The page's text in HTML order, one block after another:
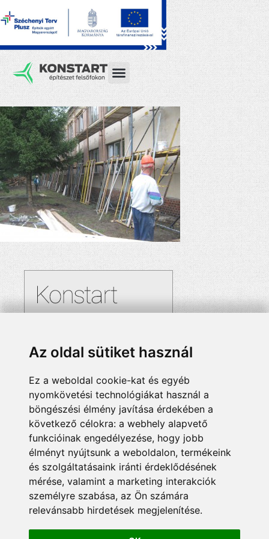
Az oldal sütiket használ
Ez a weboldal cookie-kat és egyéb
nyomkövetési technológiákat használ a
böngészési élmény javítása érdekében a
következő célokra: a webhely alapvető
funkcióinak engedélyezése, hogy jobb
élményt nyújtsunk a weboldalon, termékeink
és szolgáltatásaink iránti érdeklődésének
mérése, valamint a marketing interakciók
személyre szabása, az Ön számára
relevánsabb hirdetések megjelenítése.